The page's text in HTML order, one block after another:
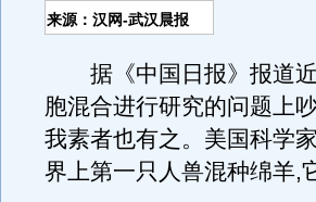
来源：汉网-武汉晨报
据《中国日报》报道近
胞混合进行研究的问题上
我素者也有之。美国科学
界上第一只人兽混种绵羊,